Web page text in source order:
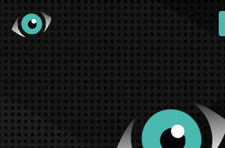
contenu